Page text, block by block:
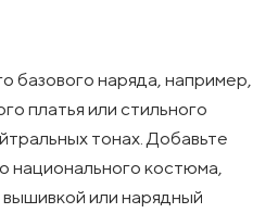
базового наряда, например,
платья или стильного
тонах. Добавьте
национального костюма,
вышивкой или нарядный